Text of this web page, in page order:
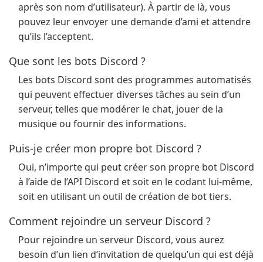
après son nom d’utilisateur). À partir de là, vous
pouvez leur envoyer une demande d’ami et attendre
qu’ils l’acceptent.
Que sont les bots Discord ?
Les bots Discord sont des programmes automatisés
qui peuvent effectuer diverses tâches au sein d’un
serveur, telles que modérer le chat, jouer de la
musique ou fournir des informations.
Puis-je créer mon propre bot Discord ?
Oui, n’importe qui peut créer son propre bot Discord
à l’aide de l’API Discord et soit en le codant lui-même,
soit en utilisant un outil de création de bot tiers.
Comment rejoindre un serveur Discord ?
Pour rejoindre un serveur Discord, vous aurez
besoin d’un lien d’invitation de quelqu’un qui est déjà